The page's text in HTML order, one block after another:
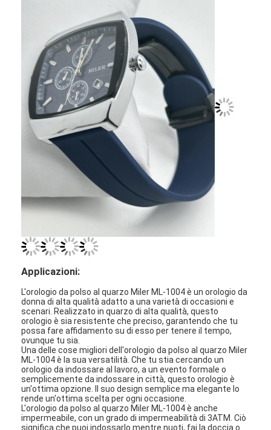
Orologio del quarzo
Orologio di quarzo a cinghia in pelle
Orologio a cinghia in acciaio inossidabile
Orologio a cinghia di silicio
Lady Quartz Watch
Orologio di quarzo per uomo
Orologio di luce al quarzo
Orologio digitale sportivo
Un orologio per coppia elegante
Orologio per bambini
Ricambi per orologi
Ricambi per cinture da orologio
Applicazioni:
L'orologio da polso al quarzo Miler ML-1004 è un orologio da
donna di alta qualità adatto a una varietà di occasioni e
scenari. Realizzato in quarzo di alta qualità, questo
orologio è sia resistente che preciso, garantendo che tu
possa fare affidamento su di esso per tenere il tempo,
ovunque tu sia.
Una delle cose migliori dell'orologio da polso al quarzo Miler
ML-1004 è la sua versatilità. Che tu stia cercando un
orologio da indossare al lavoro, a un evento formale o
semplicemente da indossare in città, questo orologio è
un'ottima opzione. Il suo design semplice ma elegante lo
rende un'ottima scelta per ogni occasione.
L'orologio da polso al quarzo Miler ML-1004 è anche
impermeabile, con un grado di impermeabilità di 3ATM. Ciò
significa che puoi indossarlo mentre nuoti, fai la doccia o